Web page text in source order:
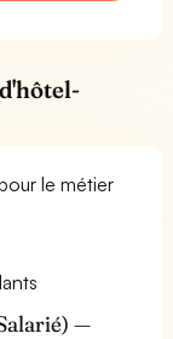
le métier
—